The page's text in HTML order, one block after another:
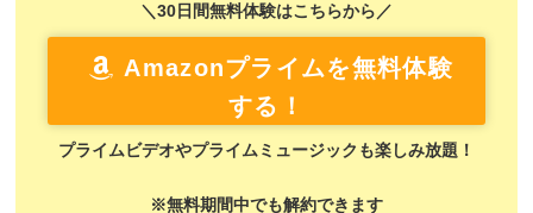
＼30日間無料体験はこちらから／
Amazonプライムを無料体験
する！
プライムビデオやプライムミュージックも楽しみ放題！
※無料期間中でも解約できます